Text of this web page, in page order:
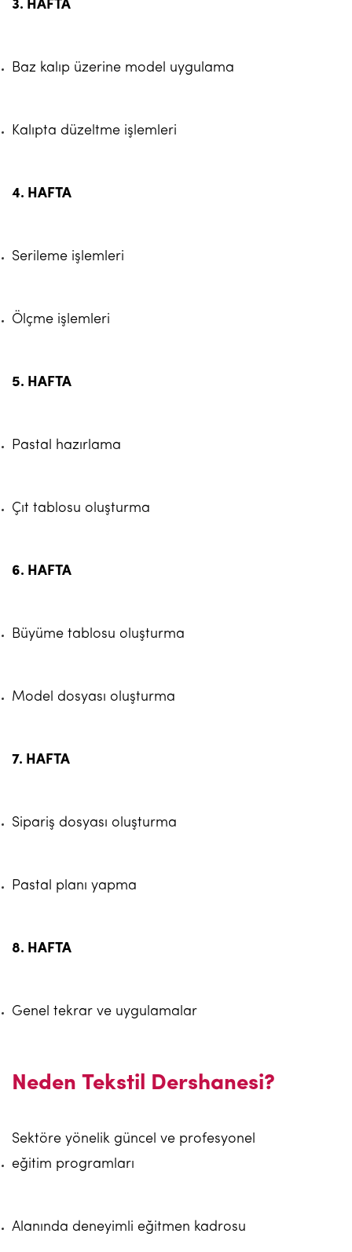
3. HAFTA
Baz kalıp üzerine model uygulama
Kalıpta düzeltme işlemleri
4. HAFTA
Serileme işlemleri
Ölçme işlemleri
5. HAFTA
Pastal hazırlama
Çıt tablosu oluşturma
6. HAFTA
Büyüme tablosu oluşturma
Model dosyası oluşturma
7. HAFTA
Sipariş dosyası oluşturma
Pastal planı yapma
8. HAFTA
Genel tekrar ve uygulamalar
Neden Tekstil Dershanesi?
Sektöre yönelik güncel ve profesyonel
eğitim programları
Alanında deneyimli eğitmen kadrosu